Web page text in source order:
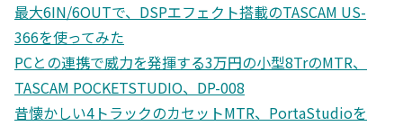
最大6IN/6OUTで、DSPエフェクト搭載のTASCAM US-
366を使ってみた
PCとの連携で威力を発揮する3万円の小型8TrのMTR、
TASCAM POCKETSTUDIO、DP-008
昔懐かしい4トラックのカセットMTR、PortaStudioを